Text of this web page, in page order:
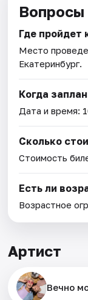
Вопросы
Где пройдет
Место
Екатеринбург.
Когда
Дата и время:
Сколько
Стоимость
Есть ли
Возрастное
Артист
Вечно